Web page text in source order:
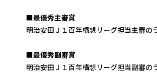
■最優秀主審賞
明治安田Ｊ１百年構想リーグ担当主審の
■最優秀副審賞
明治安田Ｊ１百年構想リーグ担当副審の